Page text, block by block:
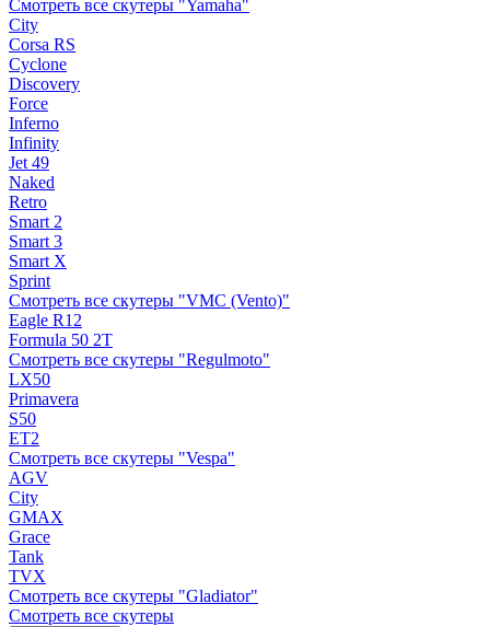
Смотреть все скутеры "Yamaha"
City
Corsa RS
Cyclone
Discovery
Force
Inferno
Infinity
Jet 49
Naked
Retro
Smart 2
Smart 3
Smart X
Sprint
Смотреть все скутеры "VMC (Vento)"
Eagle R12
Formula 50 2Т
Смотреть все скутеры "Regulmoto"
LX50
Primavera
S50
ET2
Смотреть все скутеры "Vespa"
AGV
City
GMAX
Grace
Tank
TVX
Смотреть все скутеры "Gladiator"
Смотреть все скутеры